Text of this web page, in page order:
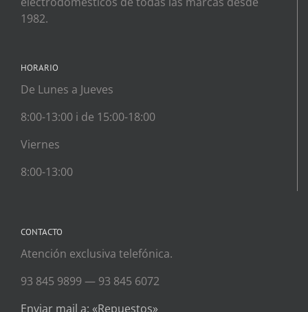
1982.
HORARIO
De Lunes a Jueves
8:00-13:00 i de 15:00-18:00
Viernes
8:00-13:00
CONTACTO
Atención exclusiva telefónica.
93 845 9899 — 93 845 6072
Enviar mail a: «Repuestos»